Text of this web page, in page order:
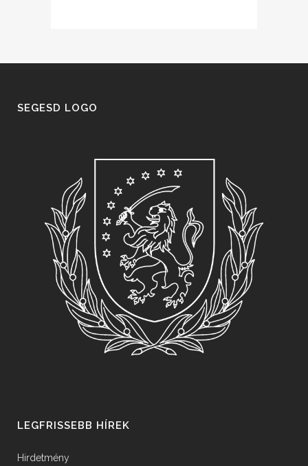
SEGESD LOGO
LEGFRISSEBB HÍREK
Hirdetmény